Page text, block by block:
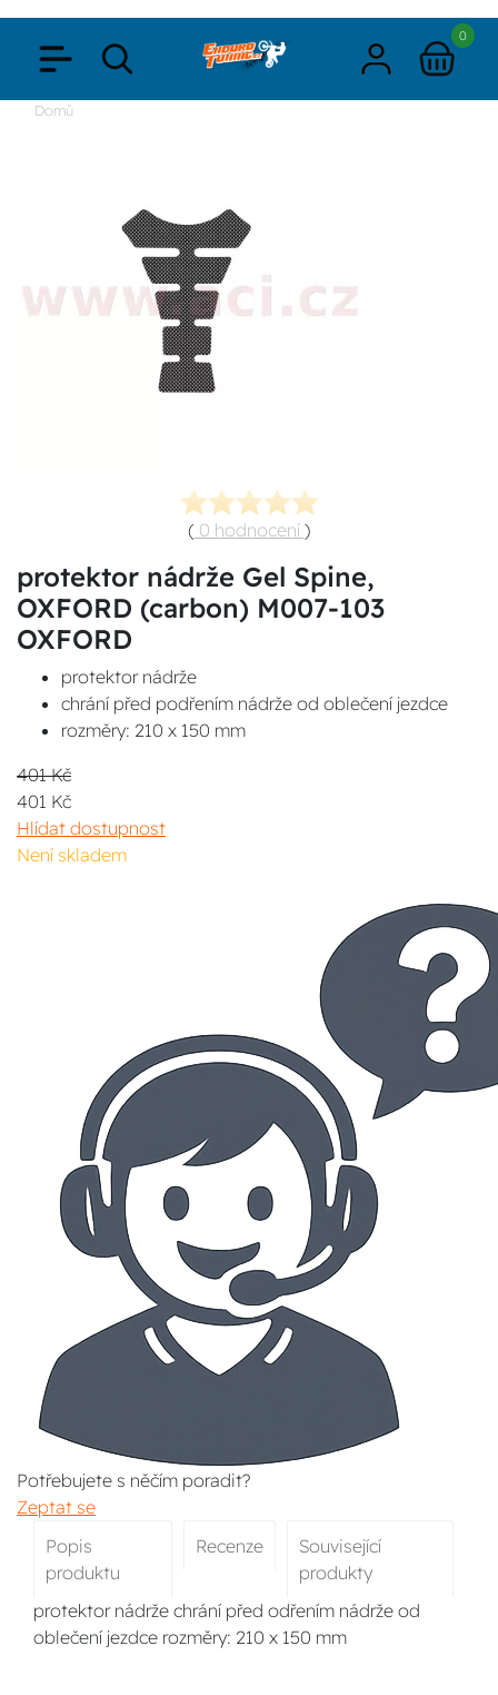
0
Domů
( 0 hodnocení )
protektor nádrže Gel Spine,
OXFORD (carbon) M007-103
OXFORD
protektor nádrže
chrání před podřením nádrže od oblečení jezdce
rozměry: 210 x 150 mm
401 Kč
401 Kč
Hlídat dostupnost
Není skladem
Potřebujete s něčím poradit?
Zeptat se
Popis
produktu
Recenze
Související
produkty
protektor nádrže chrání před odřením nádrže od
oblečení jezdce rozměry: 210 x 150 mm